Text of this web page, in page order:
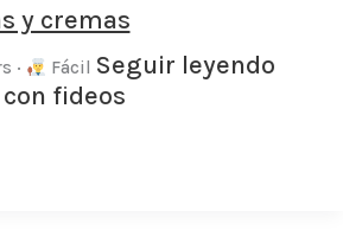
y cremas
· Fácil Seguir leyendo
fideos